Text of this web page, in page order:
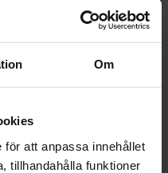
Om
för att anpassa innehållet
tillhandahålla funktioner
Avo­maa­kurk­ku iso